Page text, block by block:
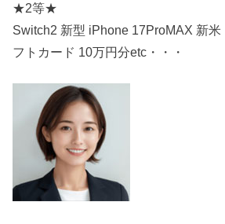
★2等★
Switch2 新型 iPhone 17ProMAX 新
フトカード 10万円分etc・・・